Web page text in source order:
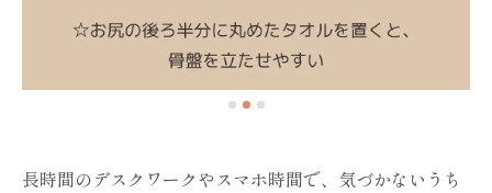
長時間のデスクワークやスマホ時間で、気づかないうち